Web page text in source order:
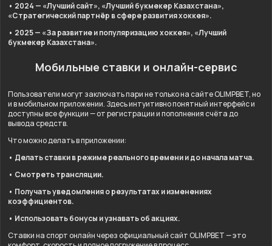
• 2024 — «Лучший сайт», «Лучший букмекер Казахстана»,
«Стратегический партнёр в сфере развития хоккея».
• 2025 — «За развитие и популяризацию хоккея», «Лучший
букмекер Казахстана».
Мобильные ставки и онлайн-сервис
Пользователи могут заключать пари не только на сайте OLIMPBET, но
и в мобильном приложении. Здесь интуитивно понятный интерфейс и
доступны все функции — от регистрации и пополнения счёта до
вывода средств.
Что можно делать в приложении:
• Делать ставки в режиме реального времени и до начала матча.
• Смотреть трансляции.
• Получать уведомления о результатах и изменениях
коэффициентов.
• Использовать бонусы и узнавать об акциях.
Ставки на спорт онлайн через официальный сайт OLIMPBET — это